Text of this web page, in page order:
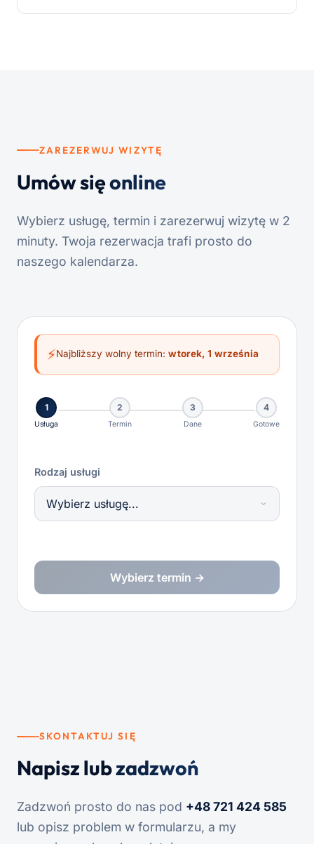
po pełne zabudowy kuchenne METOD. Ceny
ZAREZERWUJ WIZYTĘ
Umów sięonline
Wybierz usługę, termin i zarezerwuj wizytę w 2
minuty. Twoja rezerwacja trafi prosto do
naszego kalendarza.
⚡Najbliższy wolny termin:wtorek, 1 września
1
Usługa
2
Termin
3
Dane
4
Gotowe
Rodzaj usługi
Wybierz termin →
SKONTAKTUJ SIĘ
Napisz lubzadzwoń
Zadzwoń prosto do nas pod +48 721 424 585
lub opisz problem w formularzu, a my